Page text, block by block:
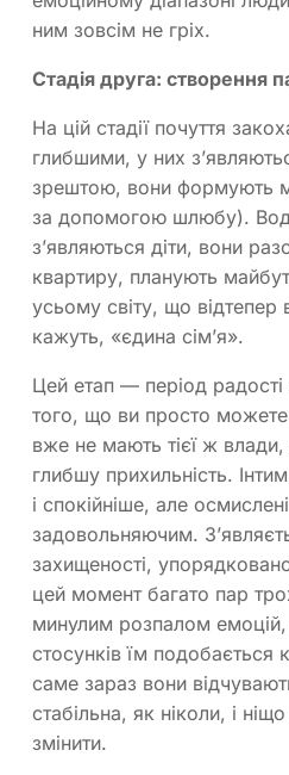
ним зовсім не гріх.
Стадія друга: створення
На цій стадії почуття
глибшими, у них
зрештою, вони формують
за допомогою шлюбу).
з’являються діти, вони
квартиру, планують
усьому світу, що
кажуть, «єдина сім’я».
Цей етап — період радості
того, що ви просто
вже не мають тієї ж влади,
глибшу прихильність.
і спокійніше, але
задовольняючим.
захищеності,
цей момент багато пар
минулим розпалом
стосунків їм подобається
саме зараз вони
стабільна, як ніколи, і
змінити.